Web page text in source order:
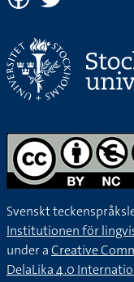
Svenskt
Institutionen för
under aCreative
DelaLika 4.0